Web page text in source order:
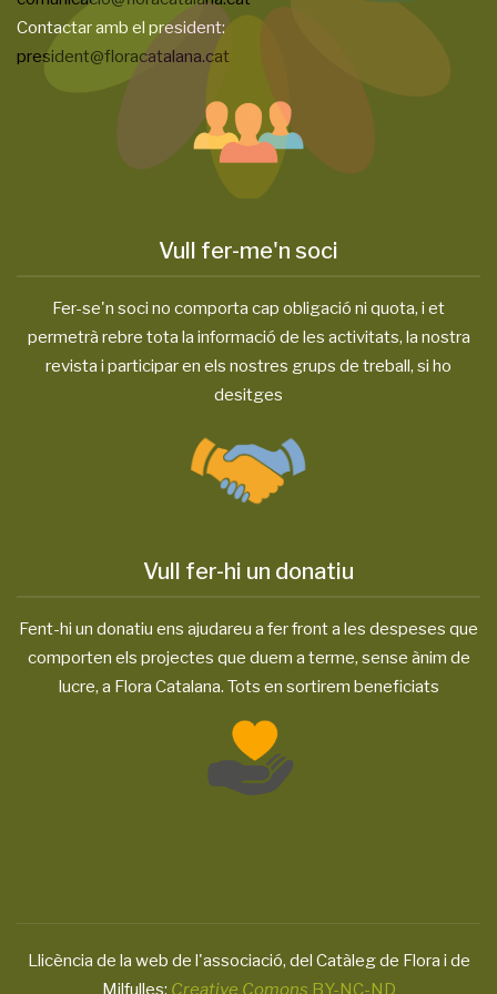
Contactar amb el president:
president@floracatalana.cat
Vull fer-me'n soci
Fer-se'n soci no comporta cap obligació ni quota, i et
permetrà rebre tota la informació de les activitats, la nostra
revista i participar en els nostres grups de treball, si ho
desitges
Vull fer-hi un donatiu
Fent-hi un donatiu ens ajudareu a fer front a les despeses que
comporten els projectes que duem a terme, sense ànim de
lucre, a Flora Catalana. Tots en sortirem beneficiats
Llicència de la web de l'associació, del Catàleg de Flora i de
Milfulles: Creative Comons BY-NC-ND